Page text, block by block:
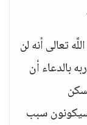
تعالى أنه لن
بالدعاء أن
سبب